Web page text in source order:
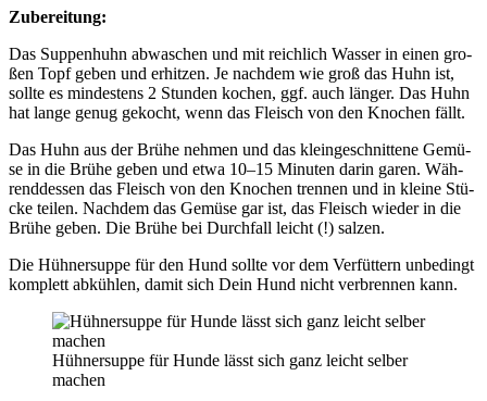
Zube­rei­tung:
Das Sup­pen­huhn abwa­schen und mit reich­lich Was­ser in einen gro­
ßen Topf geben und erhit­zen. Je nach­dem wie groß das Huhn ist,
soll­te es min­des­tens 2 Stun­den kochen, ggf. auch län­ger. Das Huhn
hat lan­ge genug gekocht, wenn das Fleisch von den Kno­chen fällt.
Das Huhn aus der Brü­he neh­men und das klein­ge­schnit­te­ne Gemü­
se in die Brü­he geben und etwa 10–15 Minu­ten dar­in garen. Wäh­
rend­des­sen das Fleisch von den Kno­chen tren­nen und in klei­ne Stü­
cke tei­len. Nach­dem das Gemü­se gar ist, das Fleisch wie­der in die
Brü­he geben. Die Brü­he bei Durch­fall leicht (!) sal­zen.
Die Hüh­ner­sup­pe für den Hund soll­te vor dem Ver­füt­tern unbe­dingt
kom­plett abküh­len, damit sich Dein Hund nicht ver­bren­nen kann.
Hüh­ner­sup­pe für Hun­de lässt sich ganz leicht sel­ber
machen